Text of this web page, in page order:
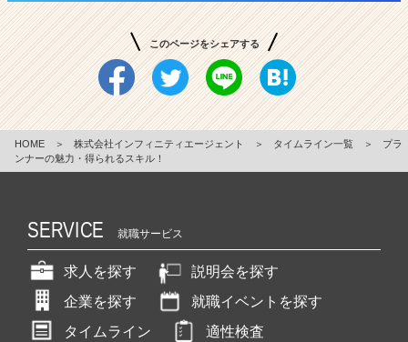
このページをシェアする
HOME ＞ 株式会社インフィニティエージェント ＞ タイムライン一覧 ＞
プラ
ンナーの魅力・得られるスキル！
SERVICE 就職サービス
求人を探す
説明会を探す
企業を探す
就職イベントを探す
タイムライン
適性検査